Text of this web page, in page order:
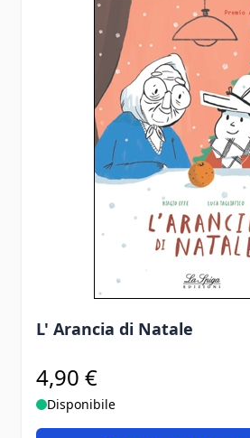
L' Arancia di Natale
4,90 €
Disponibile